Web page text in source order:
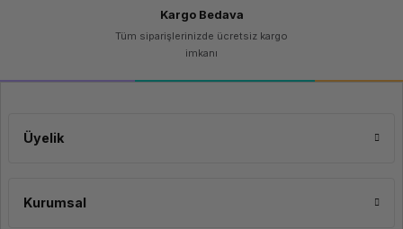
Kargo Bedava
Tüm siparişlerinizde ücretsiz kargo
imkanı
Üyelik
Kurumsal